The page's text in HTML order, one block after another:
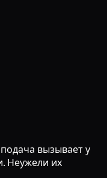
вызывает у
Неужели их